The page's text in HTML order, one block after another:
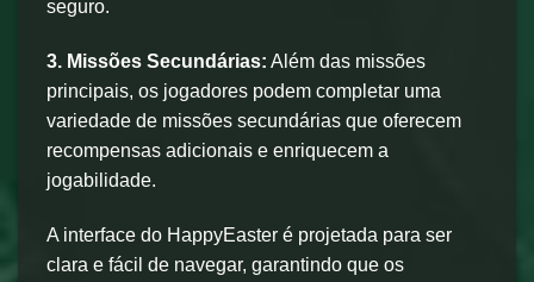
seguro.
3. Missões Secundárias: Além das missões
principais, os jogadores podem completar uma
variedade de missões secundárias que oferecem
recompensas adicionais e enriquecem a
jogabilidade.
A interface do HappyEaster é projetada para ser
clara e fácil de navegar, garantindo que os